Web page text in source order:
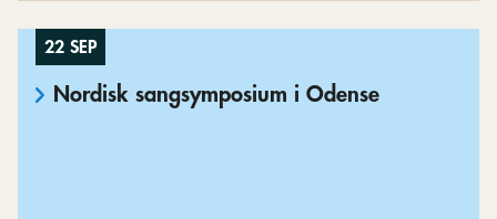
22 SEP
Nordisk sangsymposium i Odense